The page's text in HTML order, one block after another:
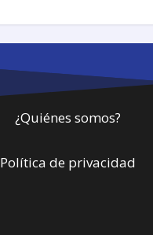
¿Quiénes somos?
Política de privacidad